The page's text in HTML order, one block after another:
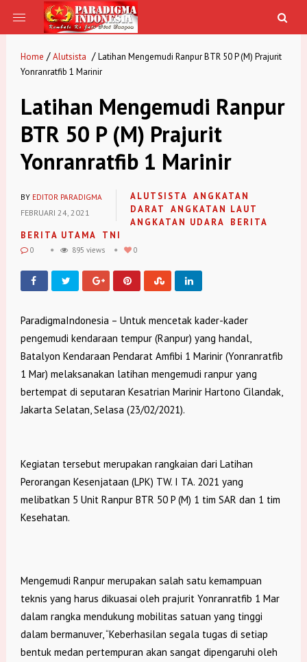
Home / Alutsista / Latihan Mengemudi Ranpur BTR 50 P (M) Prajurit
Yonranratfib 1 Marinir
Latihan Mengemudi Ranpur
BTR 50 P (M) Prajurit
Yonranratfib 1 Marinir
BY EDITOR PARADIGMA
FEBRUARI 24, 2021
ALUTSISTA ANGKATAN
DARAT
ANGKATAN LAUT
ANGKATAN UDARA
BERITA
BERITA UTAMA
TNI
0 895 views 0
ParadigmaIndonesia – Untuk mencetak kader-kader
pengemudi kendaraan tempur (Ranpur) yang handal,
Batalyon Kendaraan Pendarat Amfibi 1 Marinir (Yonranratfib
1 Mar) melaksanakan latihan mengemudi ranpur yang
bertempat di seputaran Kesatrian Marinir Hartono Cilandak,
Jakarta Selatan, Selasa (23/02/2021).
Kegiatan tersebut merupakan rangkaian dari Latihan
Perorangan Kesenjataan (LPK) TW. I TA. 2021 yang
melibatkan 5 Unit Ranpur BTR 50 P (M) 1 tim SAR dan 1 tim
Kesehatan.
Mengemudi Ranpur merupakan salah satu kemampuan
teknis yang harus dikuasai oleh prajurit Yonranratfib 1 Mar
dalam rangka mendukung mobilitas satuan yang tinggi
dalam bermanuver, “Keberhasilan segala tugas di setiap
bentuk medan pertempuran akan sangat dipengaruhi oleh